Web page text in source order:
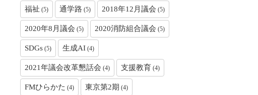
福祉 (5) 通学路 (5) 2018年12月議会 (5)
2020年8月議会 (5) 2020消防組合議会 (5)
SDGs (5) 生成AI (4)
2021年議会改革懇話会 (4) 支援教育 (4)
FMひらかた (4) 東京第2期 (4)